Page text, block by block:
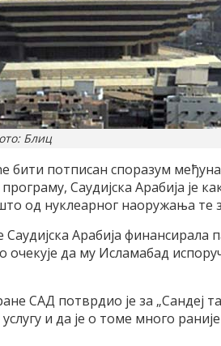
Блиц
бити потписан споразум
Саудијска Арабија је
од нуклеарног наоружања те
Саудијска Арабија финансирала
да му Исламабад
САД потврдио је за „Сандеј
и да је о томе много